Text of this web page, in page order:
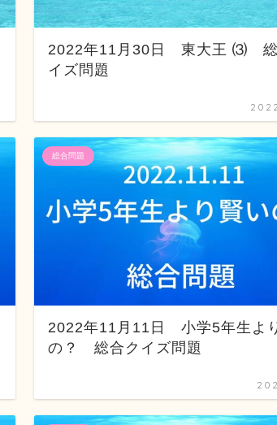
2022年11月30日 東大王 ⑶ 総
イズ問題
総合問題
2022年11月11日 小学5年生よ
の？ 総合クイズ問題